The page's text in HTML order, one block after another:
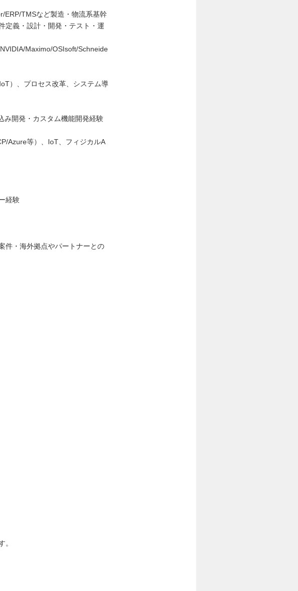
ERP/TMSなど製造・物流系基幹
定義・設計・開発・テスト・運
Maximo/OSIsoft/Schneide
）、プロセス改革、システム導
み開発・カスタム機能開発経験
Azure等）、IoT、フィジカルA
経験
件・海外拠点やパートナーとの
。